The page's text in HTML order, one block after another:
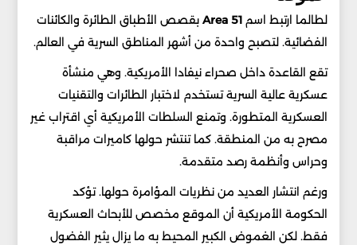
لطالما ارتبط اسم Area 51
بقصص الأطباق الطائرة والكائنات
الفضائية. لتصبح واحدة من أشهر المناطق السرية في العالم.
تقع القاعدة داخل صحراء نيفادا الأمريكية. وهي منشأة
عسكرية عالية السرية تستخدم لاختبار الطائرات والتقنيات
العسكرية المتطورة. وتمنع السلطات الأمريكية أي اقتراب غير
مصرح به من المنطقة. كما تنتشر حولها كاميرات مراقبة
وحراس وأنظمة رصد متقدمة.
ورغم انتشار العديد من نظريات المؤامرة حولها. تؤكد
الحكومة الأمريكية أن الموقع مخصص للأبحاث العسكرية
فقط. لكن الغموض الكبير المحيط به ما يزال يثير الفضول